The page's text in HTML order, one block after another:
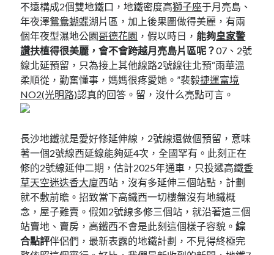
不遠構成2個雙地鐵口，地鐵密度高獅子座于月亮島、
年夜澤鴛鴦蝴蝶湖片區，加上後果圖做得美麗，有兩
個年夜型濕地公園哥德花園 ，假以時日， 能夠皇家警
讚扶植得很美麗，會不會跨越月亮島片區呢？07、2號
線北延預留，只為接上其他線路2號線往北預“雨華溫
柔順從，勤奮懂事，媽媽很疼愛她。”裴毅捷運富境
NO2(光明路)認真的回答。留，沒什么亮點可言。
長沙地鐵就是愛好修延伸線，2號線還做個預留，意味
著一個2號線西延線能夠延4次，全國罕有。此刻正在
修的2號線延伸二期，估計2025年通車，只投遞高鐵香
草天空迷迭香大廈西站，沒有多延伸三個站點，計劃
就不敷前瞻。招致當下高鐵西一切樓盤沒有地鐵概
念，屋子難賣。假如2號線多修三個站，就沿著這三個
站賣地、賣房，高鐵西不會是此刻這個樣子容貌。綜
合點評伴侶們，最新表露的地鐵計劃，不見得終極完